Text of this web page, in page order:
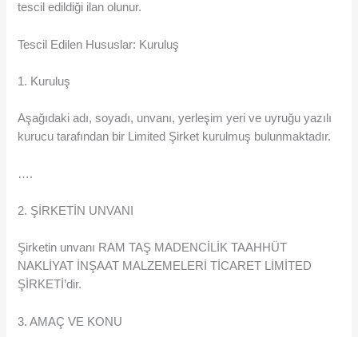
tescil edildiği ilan olunur.
Tescil Edilen Hususlar: Kuruluş
1. Kuruluş
Aşağıdaki adı, soyadı, unvanı, yerleşim yeri ve uyruğu yazılı
kurucu tarafından bir Limited Şirket kurulmuş bulunmaktadır.
….
2. ŞİRKETİN UNVANI
Şirketin unvanı RAM TAŞ MADENCİLİK TAAHHÜT
NAKLİYAT İNŞAAT MALZEMELERİ TİCARET LİMİTED
ŞİRKETİ’dir.
3. AMAÇ VE KONU